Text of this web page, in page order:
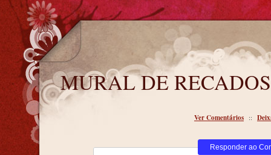
MURAL DE RECADOS
Ver Comentários ::
Responder ao